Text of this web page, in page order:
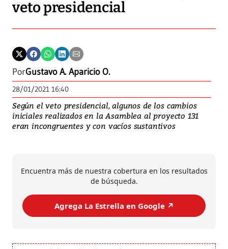
veto presidencial
PorGustavo A. Aparicio O.
28/01/2021 16:40
Según el veto presidencial, algunos de los cambios
iniciales realizados en la Asamblea al proyecto 131
eran incongruentes y con vacíos sustantivos
Encuentra más de nuestra cobertura en los resultados
de búsqueda.
Agrega La Estrella en Google ↗️